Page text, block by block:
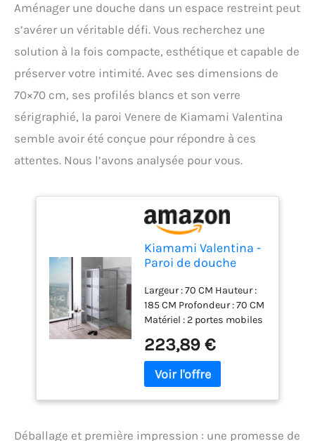
Aménager une douche dans un espace restreint peut
s’avérer un véritable défi. Vous recherchez une
solution à la fois compacte, esthétique et capable de
préserver votre intimité. Avec ses dimensions de
70×70 cm, ses profilés blancs et son verre
sérigraphié, la paroi Venere de Kiamami Valentina
semble avoir été conçue pour répondre à ces
attentes. Nous l’avons analysée pour vous.
Kiamami Valentina -
Paroi de douche
sérigraphié 4mm
profilé blanc | Venere
Largeur : 70 CM Hauteur :
185 CM Profondeur : 70 CM
Matériel : 2 portes mobiles
sérigraphie. Cadre en
aluminium peint.
Poignées en ABS Finitions
peint en blanc. Poignées
223,89 €
Déballage et première impression : une promesse de